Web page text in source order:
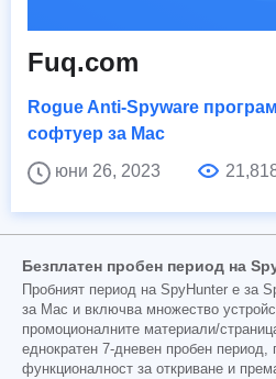
Fuq.com
Rogue Anti-Spyware
софтуер за Mac
юни 26, 2023
Безплатен пробен период на
Пробният период на SpyHunter е за
за Mac и включва множество
промоционалните материали/
еднократен 7-дневен пробен
функционалност за откриване и